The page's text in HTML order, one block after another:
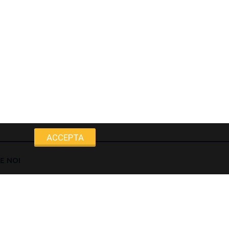
ACCEPTA